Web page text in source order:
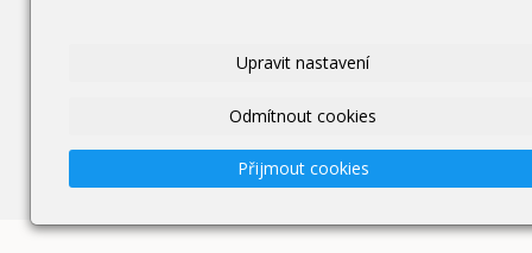
Upravit nastavení
Odmítnout cookies
Přijmout cookies